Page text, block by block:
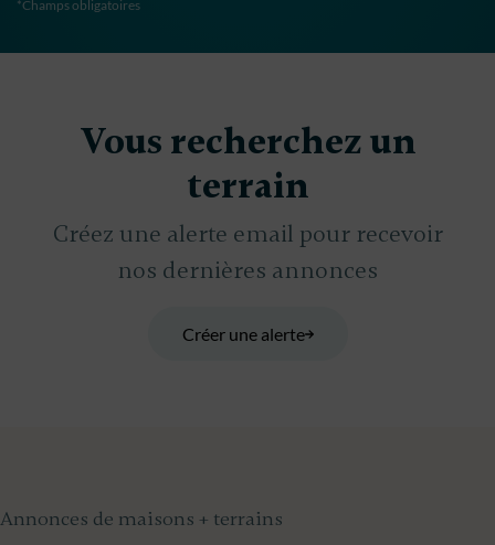
*Champs obligatoires
Vous recherchez un
terrain
Créez une alerte email pour recevoir
nos dernières annonces
Créer une alerte
Annonces de maisons + terrains